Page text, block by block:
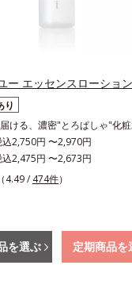
ー エッセンスローション
り
ける、濃密"とろぱしゃ"化
2,750円 〜2,970円
2,475円 〜2,673円
4.49 / 474件）
を選ぶ 定期商品を